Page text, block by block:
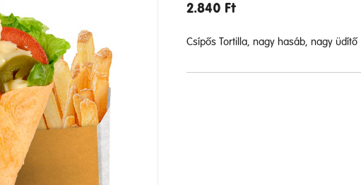
2.840 Ft
Csípős Tortilla, nagy hasáb, nagy üdítő